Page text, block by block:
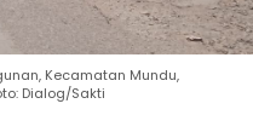
Kecamatan Mundu,
Dialog/Sakti